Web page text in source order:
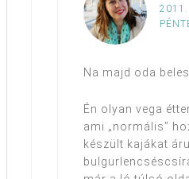
2011.
Na majd oda
Én olyan vega
ami „normális”
készült kajákat